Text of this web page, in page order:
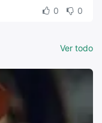
0 0
Ver todo